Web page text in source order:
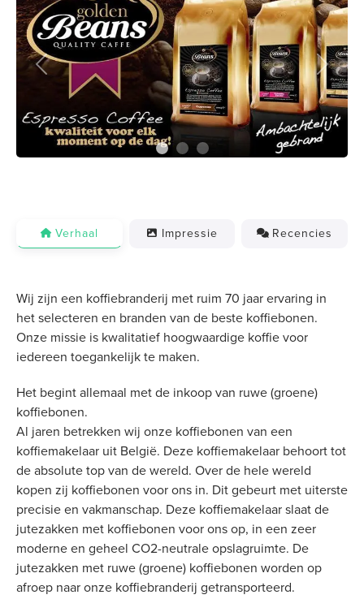
Previous Next
Verhaal Impressie Recencies
Wij zijn een koffiebranderij met ruim 70 jaar ervaring in
het selecteren en branden van de beste koffiebonen.
Onze missie is kwalitatief hoogwaardige koffie voor
iedereen toegankelijk te maken.
Het begint allemaal met de inkoop van ruwe (groene)
koffiebonen.
Al jaren betrekken wij onze koffiebonen van een
koffiemakelaar uit België. Deze koffiemakelaar behoort tot
de absolute top van de wereld. Over de hele wereld
kopen zij koffiebonen voor ons in. Dit gebeurt met uiterste
precisie en vakmanschap. Deze koffiemakelaar slaat de
jutezakken met koffiebonen voor ons op, in een zeer
moderne en geheel CO2-neutrale opslagruimte. De
jutezakken met ruwe (groene) koffiebonen worden op
afroep naar onze koffiebranderij getransporteerd.